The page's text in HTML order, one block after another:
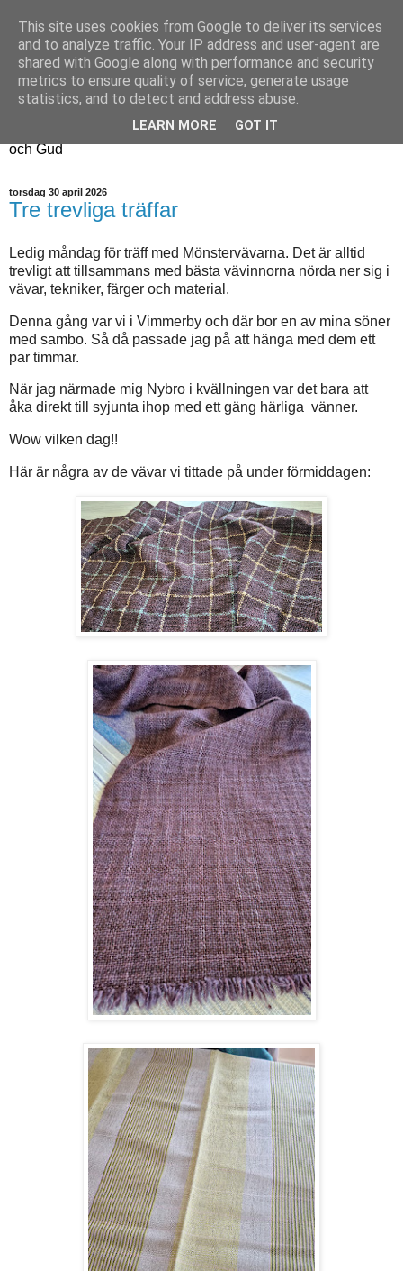
Fyren
Fyren finns för att sprida ljus i mörkret
För att påminna om guldkanterna i tillvaron
Här samsas jakt, hantverk, odling, och andra tankar om livet
och Gud
torsdag 30 april 2026
Tre trevliga träffar
Ledig måndag för träff med Mönstervävarna. Det är alltid
trevligt att tillsammans med bästa vävinnorna nörda ner sig i
vävar, tekniker, färger och material.
Denna gång var vi i Vimmerby och där bor en av mina söner
med sambo. Så då passade jag på att hänga med dem ett
par timmar.
När jag närmade mig Nybro i kvällningen var det bara att
åka direkt till syjunta ihop med ett gäng härliga vänner.
Wow vilken dag!!
Här är några av de vävar vi tittade på under förmiddagen:
This site uses cookies from Google to deliver its services
and to analyze traffic. Your IP address and user-agent are
shared with Google along with performance and security
metrics to ensure quality of service, generate usage
statistics, and to detect and address abuse.
LEARN MORE GOT IT